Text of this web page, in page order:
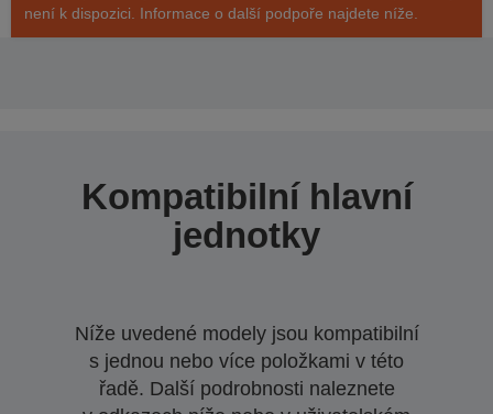
není k dispozici. Informace o další podpoře najdete níže.
Kompatibilní hlavní
jednotky
Níže uvedené modely jsou kompatibilní
s jednou nebo více položkami v této
řadě. Další podrobnosti naleznete